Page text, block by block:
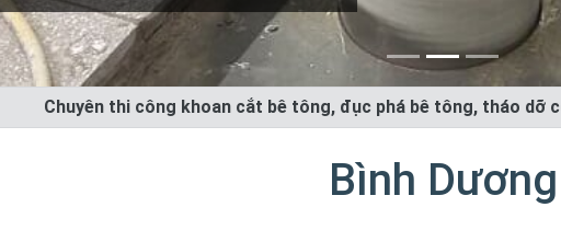
Chuyên thi công khoan cắt bê tông, đục phá bê tông, tháo dỡ
Bình Dương